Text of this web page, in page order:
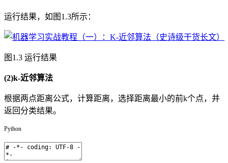
运行结果，如图1.3所示：
图1.3 运行结果
(2)k-近邻算法
根据两点距离公式，计算距离，选择距离最小的前k个点，并
返回分类结果。
Python